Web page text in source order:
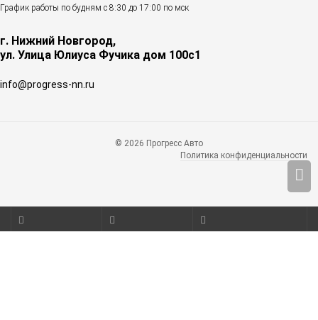
График работы по будням с 8:30 до 17:00 по мск
г. Нижний Новгород,
ул. Улица Юлиуса Фучика дом 100с1
info@progress-nn.ru
© 2026 Прогресс Авто
Политика конфиденциальности